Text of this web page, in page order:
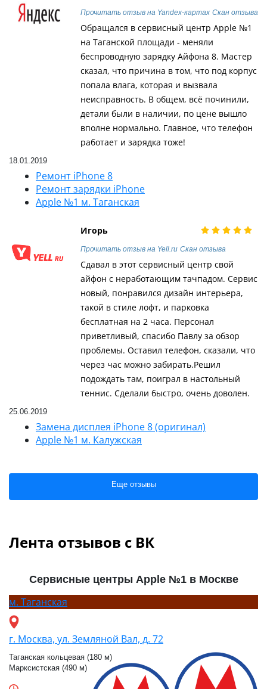
Прочитать отзыв на Yandex-картах Скан отзыва
Обращался в сервисный центр Apple №1
на Таганской площади - меняли
беспроводную зарядку Айфона 8. Мастер
сказал, что причина в том, что под корпус
попала влага, которая и вызвала
неисправность. В общем, всё починили,
детали были в наличии, по цене вышло
вполне нормально. Главное, что телефон
работает и зарядка тоже!
18.01.2019
Ремонт iPhone 8
Ремонт зарядки iPhone
Apple №1 м. Таганская
Игорь
Прочитать отзыв на Yell.ru Скан отзыва
Сдавал в этот сервисный центр свой
айфон с неработающим тачпадом. Сервис
новый, понравился дизайн интерьера,
такой в стиле лофт, и парковка
бесплатная на 2 часа. Персонал
приветливый, спасибо Павлу за обзор
проблемы. Оставил телефон, сказали, что
через час можно забирать.Решил
подождать там, поиграл в настольный
теннис. Сделали быстро, очень доволен.
25.06.2019
Замена дисплея iPhone 8 (оригинал)
Apple №1 м. Калужская
Еще отзывы
Лента отзывов с ВК
Сервисные центры Apple №1 в Москве
м. Таганская
г. Москва, ул. Земляной Вал, д. 72
Таганская кольцевая (180 м)
Марксистская (490 м)